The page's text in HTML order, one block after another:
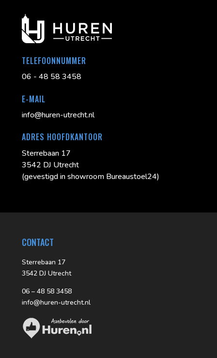
TELEFOONNUMMER
06 - 48 58 3458
E-MAIL
info@huren-utrecht.nl
ADRES HOOFDKANTOOR
Sterrebaan 17
3542 DJ Utrecht
(gevestigd in showroom Bureaustoel24)
CONTACT
Sterrebaan 17
3542 DJ Utrecht
06 – 48 58 3458
info@huren-utrecht.nl